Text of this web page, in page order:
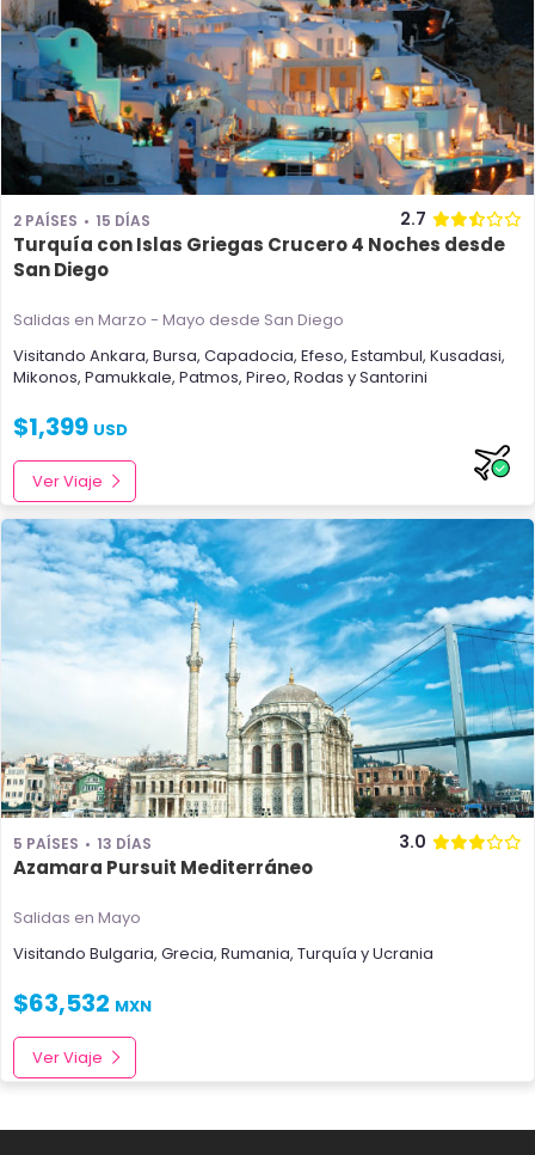
2 PAÍSES 15 DÍAS 2.7
Turquía con Islas Griegas Crucero 4 Noches desde
San Diego
Salidas en Marzo - Mayo desde San Diego
Visitando Ankara, Bursa, Capadocia, Efeso, Estambul, Kusadasi,
Mikonos, Pamukkale, Patmos, Pireo, Rodas ySantorini
$1,399 USD
Ver Viaje
5 PAÍSES 13 DÍAS 3.0
Azamara Pursuit Mediterráneo
Salidas en Mayo
Visitando Bulgaria, Grecia, Rumania, Turquía yUcrania
$63,532 MXN
Ver Viaje